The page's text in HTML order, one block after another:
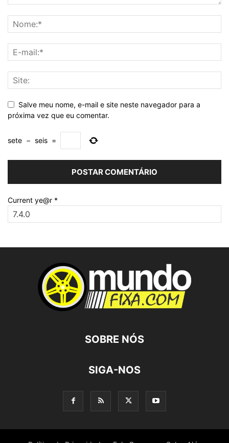
Salve meu nome, e-mail e site neste navegador para a
próxima vez que eu comentar.
sete − seis =
Current ye@r *
SOBRE NÓS
SIGA-NOS